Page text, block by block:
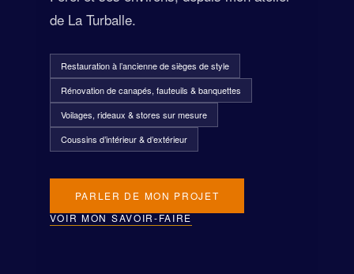
de La Turballe.
Restauration à l’ancienne de sièges de style
Rénovation de canapés, fauteuils & banquettes
Voilages, rideaux & stores sur mesure
Coussins d’intérieur & d’extérieur
PARLER DE MON PROJET
VOIR MON SAVOIR-FAIRE